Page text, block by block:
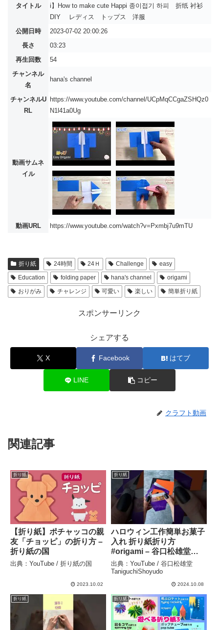
タイトル
i】How to make cute Happi 종이접기 하피 折纸 衬衫
DIY レディス トップス 洋服
公開日時
2023-07-02 20:00:26
長さ
03:23
再生回数
54
チャンネル
名
hana's channel
チャンネルU
RL
https://www.youtube.com/channel/UCpMqCCgaZSHQz0
N1l41a0Ug
動画サムネ
イル
動画URL https://www.youtube.com/watch?v=Pxmbj7u9mTU
折り紙 24時間 24Ｈ Challenge
easy
Education
folding paper hana's channel
origami
おりがみ
チャレンジ 可愛い 楽しい 簡単折り紙
スポンサーリンク
シェアする
X Facebook はてブ
LINE コピー
クラフト動画
関連記事
折り紙
【折り紙】ポチャッコの親
友「チョッピ」の折り方 –
折り紙の国
出典：YouTube / 折り紙の国
2023.10.02
折り紙
ハロウィン工作簡単お菓子
入れ 折り紙折り方
#origami – 谷口松雄堂
TaniguchiShoyudo
出典：YouTube / 谷口松雄堂
TaniguchiShoyudo
2024.10.08
折り紙 折り紙